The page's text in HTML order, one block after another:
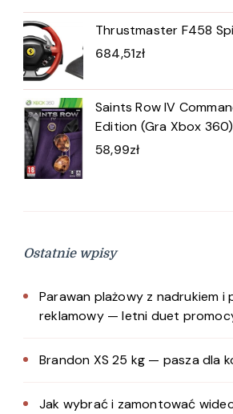
Thrustmaster F458
684,51zł
Saints Row IV
Edition (Gra Xbox 360)
58,99zł
Ostatnie wpisy
Parawan plażowy z nadrukiem i
reklamowy — letni duet
Brandon XS 25 kg — pasza dla
Jak wybrać i zamontować